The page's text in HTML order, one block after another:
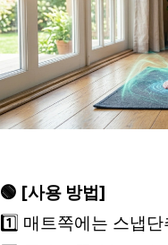
🟢 [사용 방법]
1️⃣ 매트쪽에는 스냅